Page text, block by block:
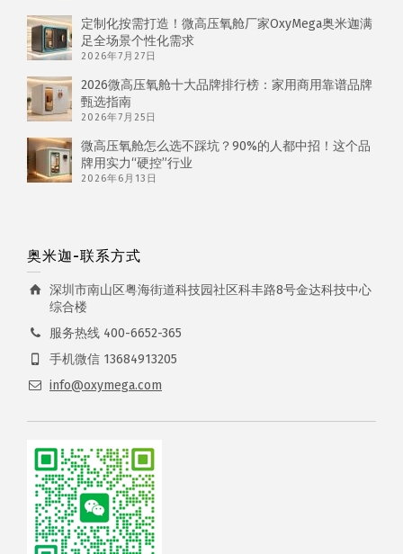
定制化按需打造！微高压氧舱厂家OxyMega奥米迦满
足全场景个性化需求
2026年7月27日
2026微高压氧舱十大品牌排行榜：家用商用靠谱品牌
甄选指南
2026年7月25日
微高压氧舱怎么选不踩坑？90%的人都中招！这个品
牌用实力“硬控”行业
2026年6月13日
奥米迦-联系方式
深圳市南山区粤海街道科技园社区科丰路8号金达科技中心
综合楼
服务热线 400-6652-365
手机微信 13684913205
info@oxymega.com